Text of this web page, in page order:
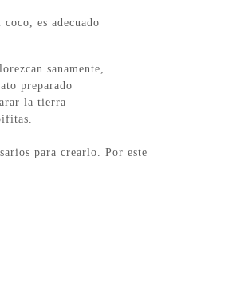
es adecuado
sanamente,
preparado
la tierra
para crearlo. Por este